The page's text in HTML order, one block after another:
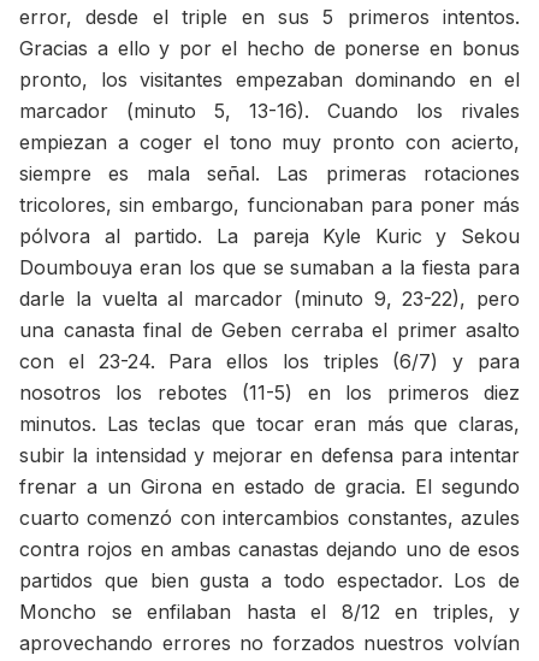
error, desde el triple en sus 5 primeros intentos.
Gracias a ello y por el hecho de ponerse en bonus
pronto, los visitantes empezaban dominando en el
marcador (minuto 5, 13-16). Cuando los rivales
empiezan a coger el tono muy pronto con acierto,
siempre es mala señal. Las primeras rotaciones
tricolores, sin embargo, funcionaban para poner más
pólvora al partido. La pareja Kyle Kuric y Sekou
Doumbouya eran los que se sumaban a la fiesta para
darle la vuelta al marcador (minuto 9, 23-22), pero
una canasta final de Geben cerraba el primer asalto
con el 23-24. Para ellos los triples (6/7) y para
nosotros los rebotes (11-5) en los primeros diez
minutos. Las teclas que tocar eran más que claras,
subir la intensidad y mejorar en defensa para intentar
frenar a un Girona en estado de gracia. El segundo
cuarto comenzó con intercambios constantes, azules
contra rojos en ambas canastas dejando uno de esos
partidos que bien gusta a todo espectador. Los de
Moncho se enfilaban hasta el 8/12 en triples, y
aprovechando errores no forzados nuestros volvían